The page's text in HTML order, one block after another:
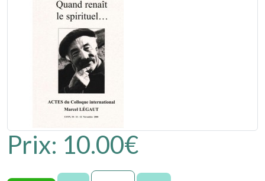
Prix: 10.00‎€